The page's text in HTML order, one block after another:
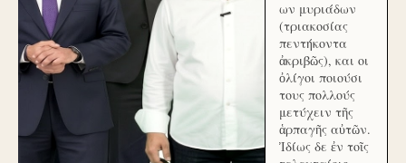
ων μυριάδων
(τριακοσίας
πεντήκοντα
ἀκριβῶς), και οι
ὀλίγοι ποιούσι
τους πολλούς
μετύχειν τῆς
ἁρπαγῆς αὐτῶν.
Ἰδίως δε ἐν τοῖς